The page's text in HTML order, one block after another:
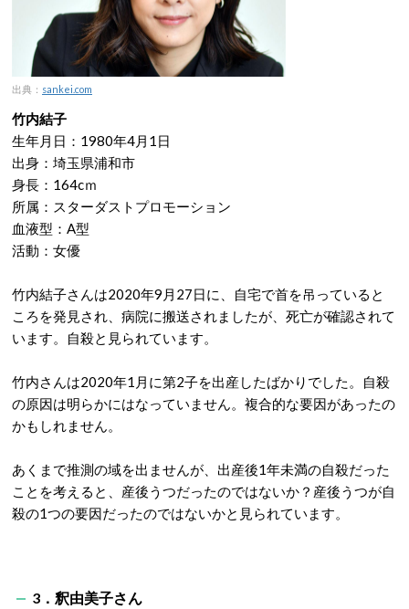
出典： sankei.com
竹内結子
生年月日：1980年4月1日
出身：埼玉県浦和市
身長：164cｍ
所属：スターダストプロモーション
血液型：A型
活動：女優
竹内結子さんは2020年9月27日に、自宅で首を吊っていると
ころを発見され、病院に搬送されましたが、死亡が確認されて
います。自殺と見られています。
竹内さんは2020年1月に第2子を出産したばかりでした。自殺
の原因は明らかにはなっていません。複合的な要因があったの
かもしれません。
あくまで推測の域を出ませんが、出産後1年未満の自殺だった
ことを考えると、産後うつだったのではないか？産後うつが自
殺の1つの要因だったのではないかと見られています。
3．釈由美子さん